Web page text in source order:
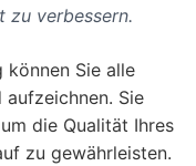
zu verbessern.
können Sie alle
Sie
die Qualität Ihres
zu gewährleisten.